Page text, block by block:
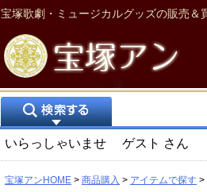
宝塚歌劇・ミュージカルグッズの販売＆
いらっしゃいませ ゲスト さん
宝塚アンHOME 商品購入 アイテムで探す